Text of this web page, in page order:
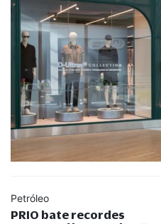
Petróleo
PRIO bate recordes